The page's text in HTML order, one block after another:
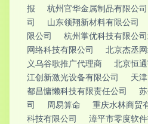
报
杭州官华金属制品有限公司
司
山东领翔新材料有限公司
限公司
杭州掌优科技有限公
网络科技有限公司
北京杰丞
义乌谷歌推广代理商
北京恒
江创新激光设备有限公司
天
都昌慵懒科技有限责任公司
司
周易算命 重庆水林商贸
科技有限公司
漳平市零度软